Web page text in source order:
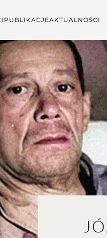
PUBLIKACJEAKTUALNOŚCI